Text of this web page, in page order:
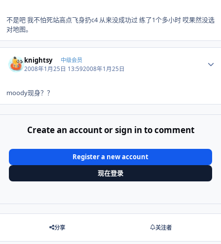
不是吧 我不怕死站高点飞身扔c4 从来没成功过 练了1个多小时 哎果然没选
对地图。
knightsy 中级会员
2008年1月25日 13:592008年1月25日
moody现身？？
Create an account or sign in to comment
Register a new account
现在登录
分享 关注者